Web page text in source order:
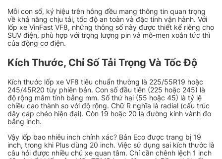
Mỗi con số, ký hiệu trên hông đều mang thông tin quan trọng
về khả năng chịu tải, tốc độ an toàn và đặc tính vận hành. Với
lốp xe VinFast VF8, những thông số này được thiết kế riêng cho
SUV điện, phù hợp với trọng lượng pin và mô-men xoắn tức thì
của động cơ điện.
Kích Thước, Chỉ Số Tải Trọng Và Tốc Độ
Kích thước lốp xe VF8 tiêu chuẩn thường là 225/55R19 hoặc
245/45R20 tùy phiên bản. Con số đầu tiên (225 hoặc 245) là
độ rộng mâm tính bằng mm. Số thứ hai (55 hoặc 45) là tỷ lệ
chiều cao thành so với độ rộng. Chữ R nghĩa là radial (cấu trúc
dây cáp chéo hiện đại). Còn 19 hoặc 20 là đường kính vành đo
bằng inch.
Vậy lốp bao nhiêu inch chính xác? Bản Eco được trang bị 19
inch, trong khi Plus dùng 20 inch. Việc sử dụng sai kích thước là
câu hỏi được nhiều chủ xe quan tâm. Chỉ cần chênh lệch 1 inch